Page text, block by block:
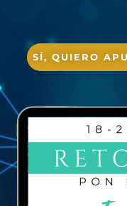
SÍ, QUIERO